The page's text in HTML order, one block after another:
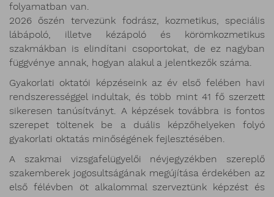
folyamatban van.
2026 őszén tervezünk fodrász, kozmetikus, speciális
lábápoló, illetve kézápoló és körömkozmetikus
szakmákban is elindítani csoportokat, de ez nagyban
függvénye annak, hogyan alakul a jelentkezők száma.
Gyakorlati oktatói képzéseink az év első felében havi
rendszerességgel indultak, és több mint 41 fő szerzett
sikeresen tanúsítványt. A képzések továbbra is fontos
szerepet töltenek be a duális képzőhelyeken folyó
gyakorlati oktatás minőségének fejlesztésében.
A szakmai vizsgafelügyelői névjegyzékben szereplő
szakemberek jogosultságának megújítása érdekében az
első félévben öt alkalommal szerveztünk képzést és